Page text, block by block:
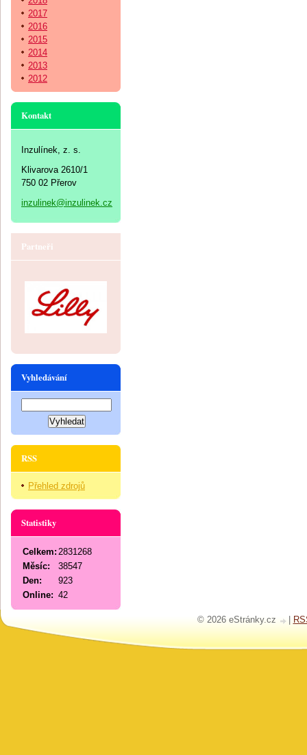
2017
2016
2015
2014
2013
2012
Kontakt
Inzulínek, z. s.
Klivarova 2610/1
750 02 Přerov
inzulinek@inzulinek.cz
Partneři
Vyhledávání
RSS
Přehled zdrojů
Statistiky
Online: 42
Celkem: 2831268
Měsíc:
38547
Den:
923
© 2026 eStránky.cz